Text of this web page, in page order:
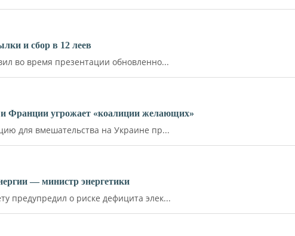
и сбор в 12 леев
во время презентации обновленно...
Франции угрожает «коалиции желающих»
для вмешательства на Украине пр...
— министр энергетики
предупредил о риске дефицита элек...